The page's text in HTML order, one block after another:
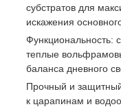
субстратов для
искажения
Функциональность:
теплые
баланса дневного
Прочный и
к царапинам и